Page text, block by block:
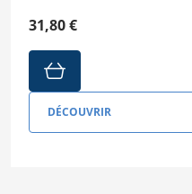
31,80 €
DÉCOUVRIR